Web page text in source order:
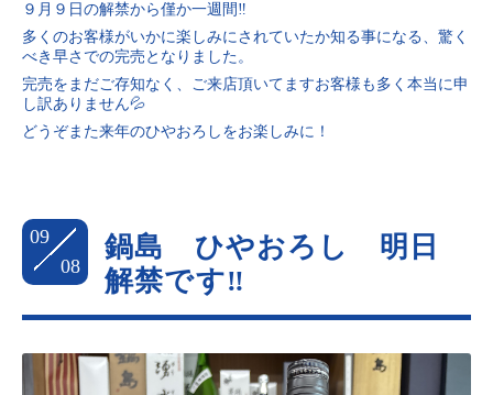
９月９日の解禁から僅か一週間‼️
多くのお客様がいかに楽しみにされていたか知る事になる、驚く
べき早さでの完売となりました。
完売をまだご存知なく、ご来店頂いてますお客様も多く本当に申
し訳ありません💦
どうぞまた来年のひやおろしをお楽しみに！
09
08
鍋島 ひやおろし 明日
解禁です‼️